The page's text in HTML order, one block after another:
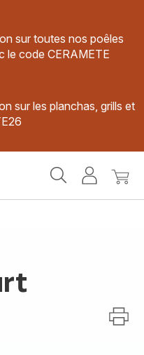
sur toutes nos poêles
le code CERAMETE
sur les planchas, grills et
MonMon